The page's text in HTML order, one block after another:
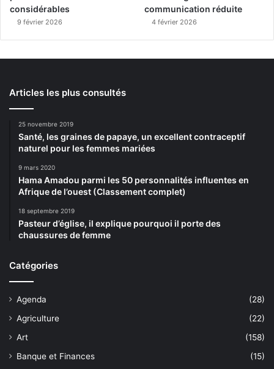
considérables
9 février 2026
communication réduite
4 février 2026
Articles les plus consultés
25 novembre 2019
Santé, les graines de papaye, un excellent contraceptif
naturel pour les femmes mariées
9 mars 2020
Hama Amadou parmi les 50 personnalités influentes en
Afrique de l’ouest (Classement complet)
18 septembre 2019
Pasteur d’église, il explique pourquoi il porte des
chaussures de femme
Catégories
Agenda
(28)
Agriculture
(22)
Art
(158)
Banque et Finances
(15)